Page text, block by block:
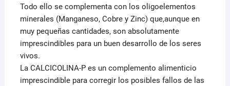
Todo ello se complementa con los oligoelementos
minerales (Manganeso, Cobre y Zinc) que,aunque en
muy pequeñas cantidades, son absolutamente
imprescindibles para un buen desarrollo de los seres
vivos.
La CALCICOLINA-P es un complemento alimenticio
imprescindible para corregir los posibles fallos de las